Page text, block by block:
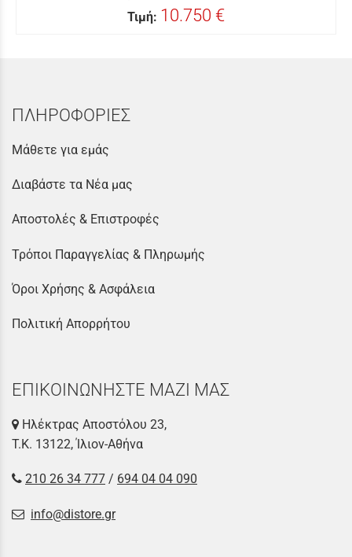
Τιμή: 10.750 €
ΠΛΗΡΟΦΟΡΙΕΣ
Μάθετε για εμάς
Διαβάστε τα Νέα μας
Αποστολές & Επιστροφές
Τρόποι Παραγγελίας & Πληρωμής
Όροι Χρήσης & Ασφάλεια
Πολιτική Απορρήτου
ΕΠΙΚΟΙΝΩΝΗΣΤΕ ΜΑΖΙ ΜΑΣ
Ηλέκτρας Αποστόλου 23,
Τ.Κ. 13122, Ίλιον-Αθήνα
210 26 34 777 / 694 04 04 090
info@distore.gr